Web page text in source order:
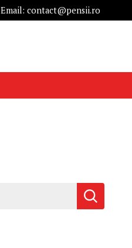
Email: contact@pensii.ro